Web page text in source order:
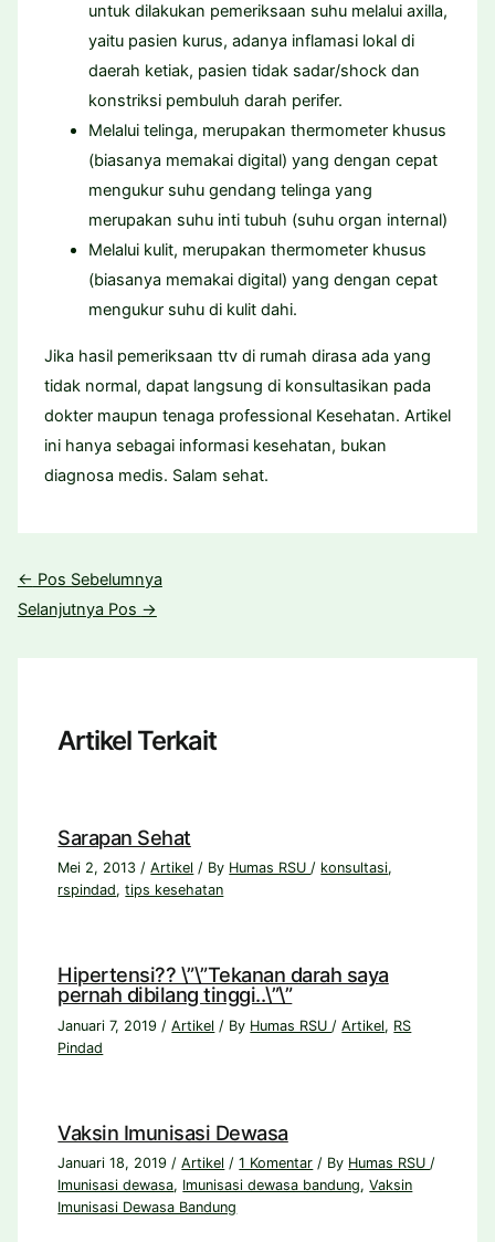
untuk dilakukan pemeriksaan suhu melalui axilla,
yaitu pasien kurus, adanya inflamasi lokal di
daerah ketiak, pasien tidak sadar/shock dan
konstriksi pembuluh darah perifer.
Melalui telinga, merupakan thermometer khusus
(biasanya memakai digital) yang dengan cepat
mengukur suhu gendang telinga yang
merupakan suhu inti tubuh (suhu organ internal)
Melalui kulit, merupakan thermometer khusus
(biasanya memakai digital) yang dengan cepat
mengukur suhu di kulit dahi.
Jika hasil pemeriksaan ttv di rumah dirasa ada yang
tidak normal, dapat langsung di konsultasikan pada
dokter maupun tenaga professional Kesehatan. Artikel
ini hanya sebagai informasi kesehatan, bukan
diagnosa medis. Salam sehat.
← Pos Sebelumnya
Selanjutnya Pos →
Artikel Terkait
Sarapan Sehat
Mei 2, 2013 /Artikel / By Humas RSU / konsultasi,
rspindad,tips kesehatan
Hipertensi?? \”\”Tekanan darah saya
pernah dibilang tinggi..\”\”
Januari 7, 2019 /Artikel / By Humas RSU /Artikel, RS
Pindad
Vaksin Imunisasi Dewasa
Januari 18, 2019/Artikel /1 Komentar / By Humas RSU/
Imunisasi dewasa, Imunisasi dewasa bandung,Vaksin
Imunisasi Dewasa Bandung